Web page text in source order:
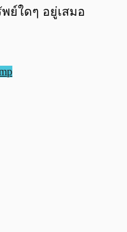
ย์ใดๆ อยู่เสมอ